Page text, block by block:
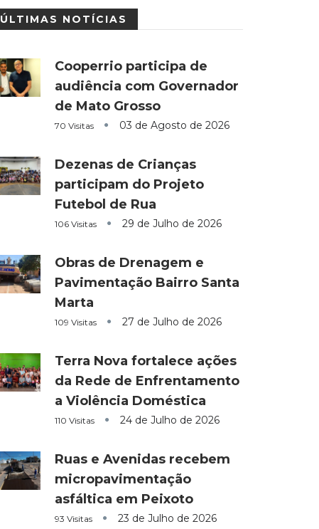
ÚLTIMAS NOTÍCIAS
Cooperrio participa de
audiência com Governador
de Mato Grosso
70 Visitas 03 de Agosto de 2026
Dezenas de Crianças
participam do Projeto
Futebol de Rua
106 Visitas 29 de Julho de 2026
Obras de Drenagem e
Pavimentação Bairro Santa
Marta
109 Visitas 27 de Julho de 2026
Terra Nova fortalece ações
da Rede de Enfrentamento
a Violência Doméstica
110 Visitas 24 de Julho de 2026
Ruas e Avenidas recebem
micropavimentação
asfáltica em Peixoto
93 Visitas 23 de Julho de 2026